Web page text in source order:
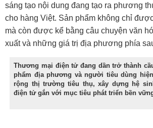
sáng tạo nội dung đang tạo ra phương
cho hàng Việt. Sản phẩm không chỉ
mà còn được kể bằng câu chuyện văn
xuất và những giá trị địa phương phía
Thương mại điện tử đang dần trở thành
phẩm địa phương và người tiêu dùng
rộng thị trường tiêu thụ, xây dựng hệ
điện tử gắn với mục tiêu phát triển bền